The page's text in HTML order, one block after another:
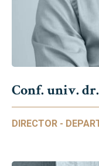
Conf. univ.
DIRECTOR -